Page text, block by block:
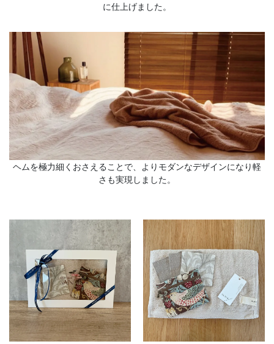
に仕上げました。
ヘムを極力細くおさえることで、よりモダンなデザインになり軽
さも実現しました。